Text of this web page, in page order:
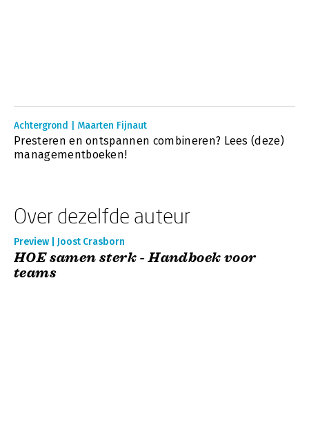
Achtergrond | Maarten Fijnaut
Presteren en ontspannen combineren? Lees (deze)
managementboeken!
Over dezelfde auteur
Preview | Joost Crasborn
HOE samen sterk - Handboek voor
teams